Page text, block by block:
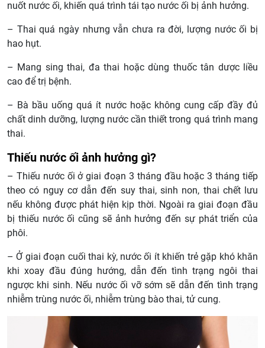
nuốt nước ối, khiến quá trình tái tạo nước ối bị ảnh hưởng.
– Thai quá ngày nhưng vẫn chưa ra đời, lượng nước ối bị
hao hụt.
– Mang sing thai, đa thai hoặc dùng thuốc tân dược liều
cao để trị bệnh.
– Bà bầu uống quá ít nước hoặc không cung cấp đầy đủ
chất dinh dưỡng, lượng nước cần thiết trong quá trình mang
thai.
Thiếu nước ối ảnh hưởng gì?
– Thiếu nước ối ở giai đoạn 3 tháng đầu hoặc 3 tháng tiếp
theo có nguy cơ dẫn đến suy thai, sinh non, thai chết lưu
nếu không được phát hiện kịp thời. Ngoài ra giai đoạn đầu
bị thiếu nước ối cũng sẽ ảnh hưởng đến sự phát triển của
phôi.
– Ở giai đoạn cuối thai kỳ, nước ối ít khiến trẻ gặp khó khăn
khi xoay đầu đúng hướng, dẫn đến tình trạng ngôi thai
ngược khi sinh. Nếu nước ối vỡ sớm sẽ dẫn đến tình trạng
nhiễm trùng nước ối, nhiễm trùng bào thai, tử cung.